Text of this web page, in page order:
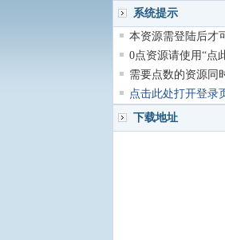
系统提示
本资源需登陆后才
0点资源请使用“点
需要点数的资源同
点击此处打开登录
下载地址